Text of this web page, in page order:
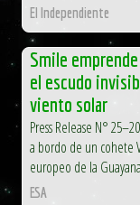
El Independiente
Smile
el escudo
viento solar
Press Release N°
a bordo de un cohete
europeo de la
ESA